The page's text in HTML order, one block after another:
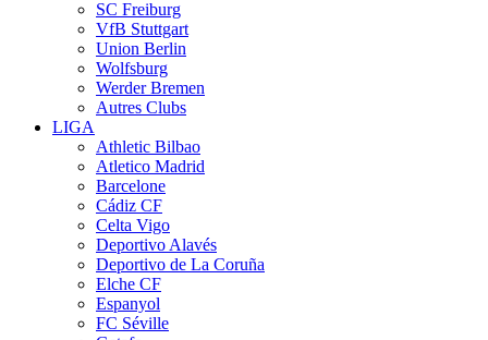
SC Freiburg
VfB Stuttgart
Union Berlin
Wolfsburg
Werder Bremen
Autres Clubs
LIGA
Athletic Bilbao
Atletico Madrid
Barcelone
Cádiz CF
Celta Vigo
Deportivo Alavés
Deportivo de La Coruña
Elche CF
Espanyol
FC Séville